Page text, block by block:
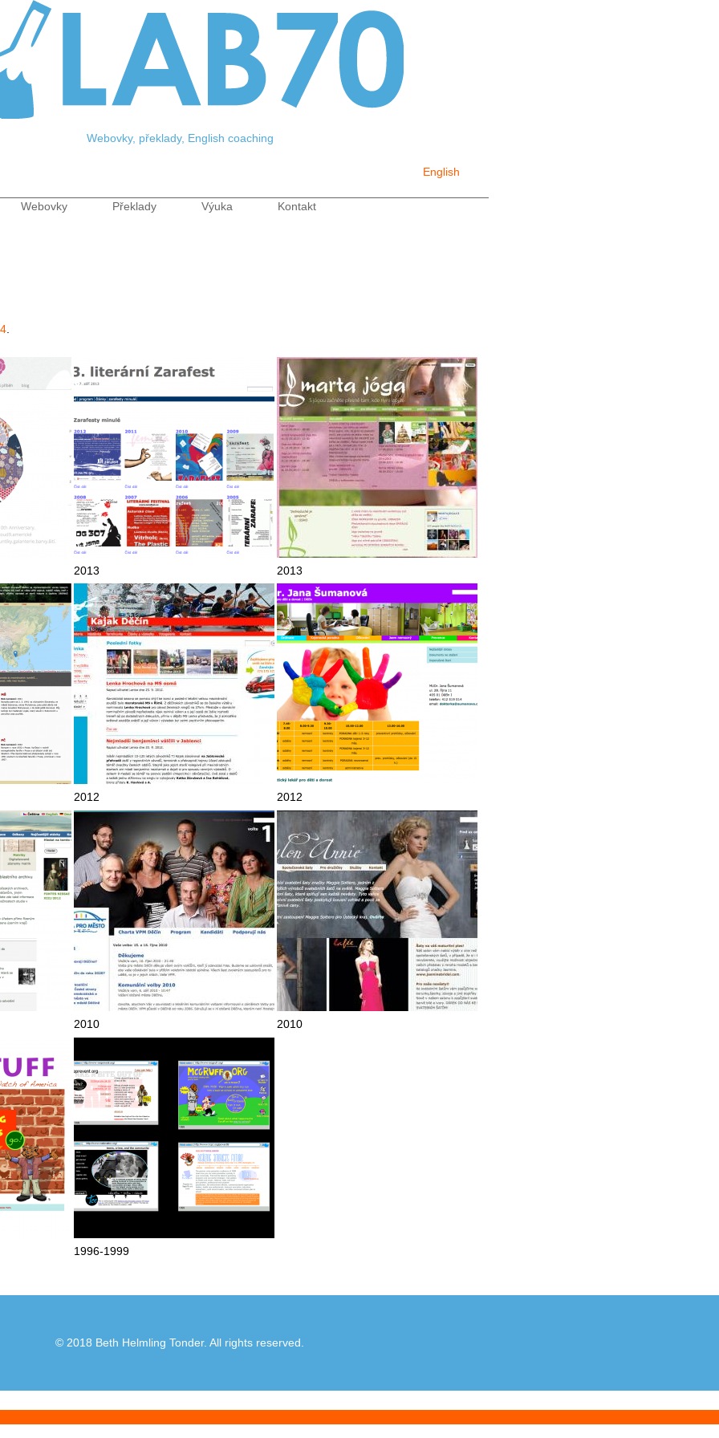
Webovky, překlady, English coaching
English
2013 2013
2012 2012
2010 2010
1996-1999
Webovky Překlady Výuka Kontakt
© 2018 Beth Helmling Tonder. All rights reserved.